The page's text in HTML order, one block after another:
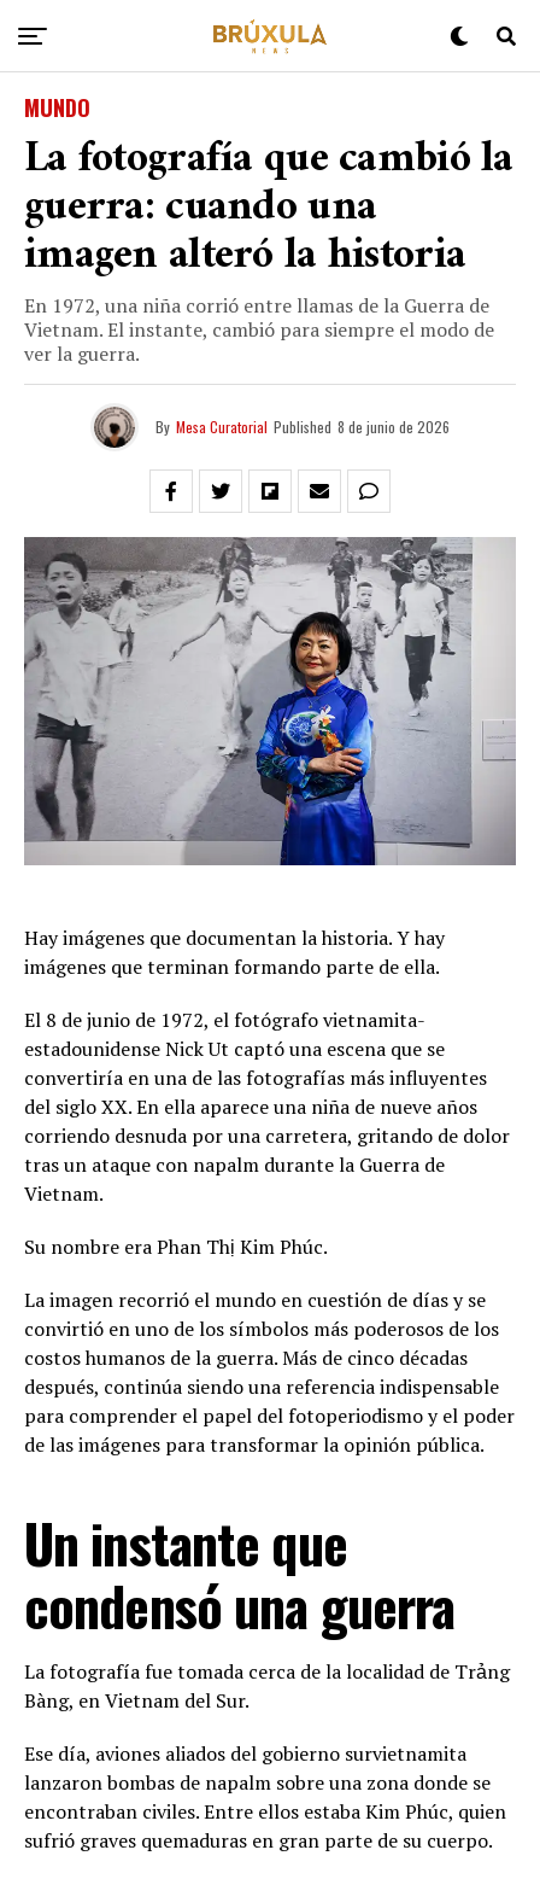
MUNDO
La fotografía que cambió la
guerra: cuando una
imagen alteró la historia
En 1972, una niña corrió entre llamas de la Guerra de
Vietnam. El instante, cambió para siempre el modo de
ver la guerra.
By Mesa Curatorial Published 8 de junio de 2026
Hay imágenes que documentan la historia. Y hay
imágenes que terminan formando parte de ella.
El 8 de junio de 1972, el fotógrafo vietnamita-
estadounidense Nick Ut captó una escena que se
convertiría en una de las fotografías más influyentes
del siglo XX. En ella aparece una niña de nueve años
corriendo desnuda por una carretera, gritando de dolor
tras un ataque con napalm durante la Guerra de
Vietnam.
Su nombre era Phan Thị Kim Phúc.
La imagen recorrió el mundo en cuestión de días y se
convirtió en uno de los símbolos más poderosos de los
costos humanos de la guerra. Más de cinco décadas
después, continúa siendo una referencia indispensable
para comprender el papel del fotoperiodismo y el poder
de las imágenes para transformar la opinión pública.
Un instante que
condensó una guerra
La fotografía fue tomada cerca de la localidad de Trảng
Bàng, en Vietnam del Sur.
Ese día, aviones aliados del gobierno survietnamita
lanzaron bombas de napalm sobre una zona donde se
encontraban civiles. Entre ellos estaba Kim Phúc, quien
sufrió graves quemaduras en gran parte de su cuerpo.